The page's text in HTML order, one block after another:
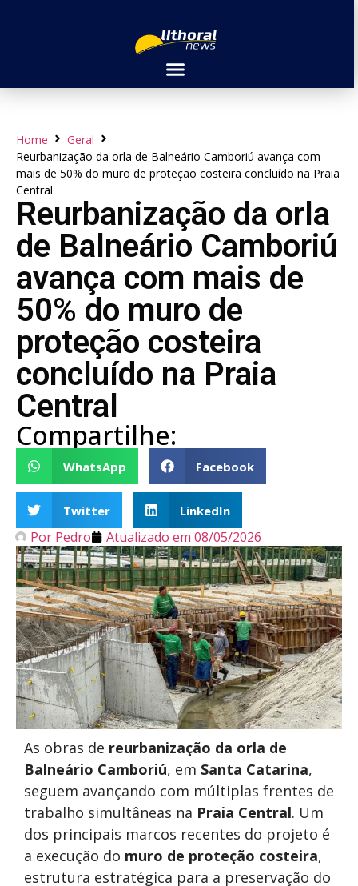
Home
Geral
Reurbanização da orla de Balneário Camboriú avança com
mais de 50% do muro de proteção costeira concluído na Praia
Central
Reurbanização da orla
de Balneário Camboriú
avança com mais de
50% do muro de
proteção costeira
concluído na Praia
Central
Compartilhe:
WhatsApp Facebook
Twitter LinkedIn
Por Pedro Atualizado em 08/05/2026
As obras de reurbanização da orla de
Balneário Camboriú, em Santa Catarina,
seguem avançando com múltiplas frentes de
trabalho simultâneas na Praia Central. Um
dos principais marcos recentes do projeto é
a execução do muro de proteção costeira,
estrutura estratégica para a preservação do